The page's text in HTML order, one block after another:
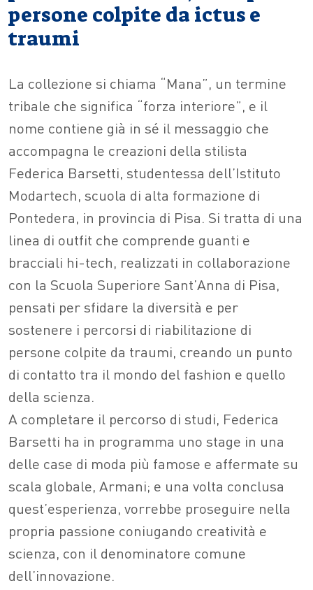
persone colpite da ictus e
traumi
La collezione si chiama “Mana”, un termine
tribale che significa “forza interiore”, e il
nome contiene già in sé il messaggio che
accompagna le creazioni della stilista
Federica Barsetti, studentessa dell’Istituto
Modartech, scuola di alta formazione di
Pontedera, in provincia di Pisa. Si tratta di una
linea di outfit che comprende guanti e
bracciali hi-tech, realizzati in collaborazione
con la Scuola Superiore Sant’Anna di Pisa,
pensati per sfidare la diversità e per
sostenere i percorsi di riabilitazione di
persone colpite da traumi, creando un punto
di contatto tra il mondo del fashion e quello
della scienza.
A completare il percorso di studi, Federica
Barsetti ha in programma uno stage in una
delle case di moda più famose e affermate su
scala globale, Armani; e una volta conclusa
quest’esperienza, vorrebbe proseguire nella
propria passione coniugando creatività e
scienza, con il denominatore comune
dell’innovazione.